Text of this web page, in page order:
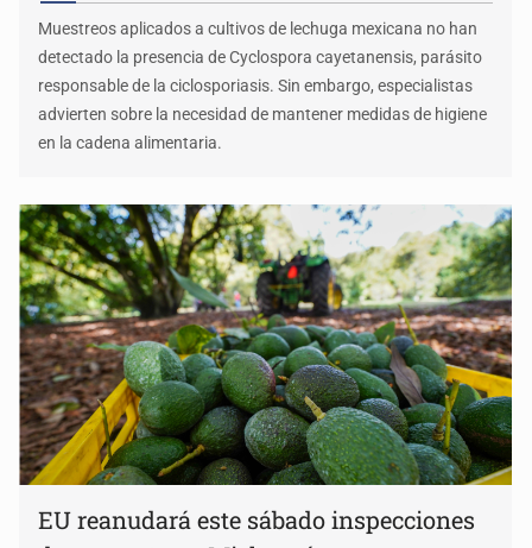
Muestreos aplicados a cultivos de lechuga mexicana no han
detectado la presencia de Cyclospora cayetanensis, parásito
responsable de la ciclosporiasis. Sin embargo, especialistas
advierten sobre la necesidad de mantener medidas de higiene
en la cadena alimentaria.
EU reanudará este sábado inspecciones